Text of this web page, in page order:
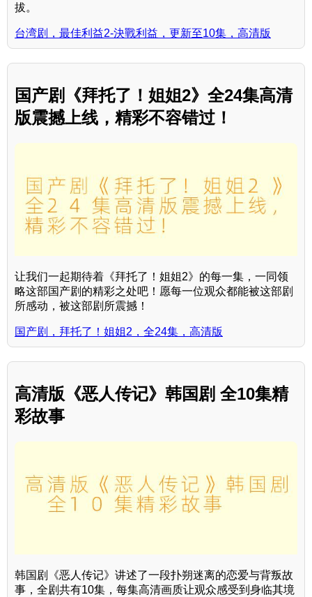
拔。
台湾剧，最佳利益2-決戰利益，更新至10集，高清版
国产剧《拜托了！姐姐2》全24集高清
版震撼上线，精彩不容错过！
让我们一起期待着《拜托了！姐姐2》的每一集，一同领
略这部国产剧的精彩之处吧！愿每一位观众都能被这部剧
所感动，被这部剧所震撼！
国产剧，拜托了！姐姐2，全24集，高清版
高清版《恶人传记》韩国剧 全10集精
彩故事
韩国剧《恶人传记》讲述了一段扑朔迷离的恋爱与背叛故
事，全剧共有10集，每集高清画质让观众感受到身临其境